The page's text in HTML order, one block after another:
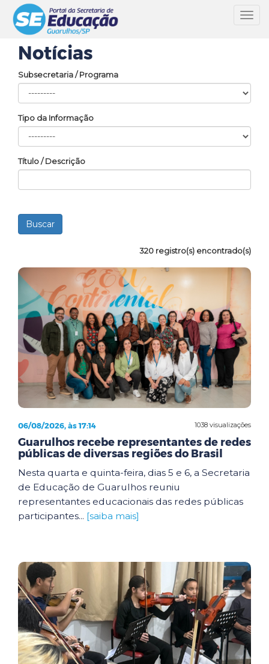
Notícias
Subsecretaria / Programa
Tipo da Informação
Título / Descrição
320 registro(s) encontrado(s)
1038 visualizações
06/08/2026, às 17:14
Guarulhos recebe representantes de redes
públicas de diversas regiões do Brasil
Nesta quarta e quinta-feira, dias 5 e 6, a Secretaria
de Educação de Guarulhos reuniu
representantes educacionais das redes públicas
participantes... [saiba mais]